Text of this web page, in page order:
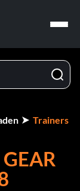
Trainers